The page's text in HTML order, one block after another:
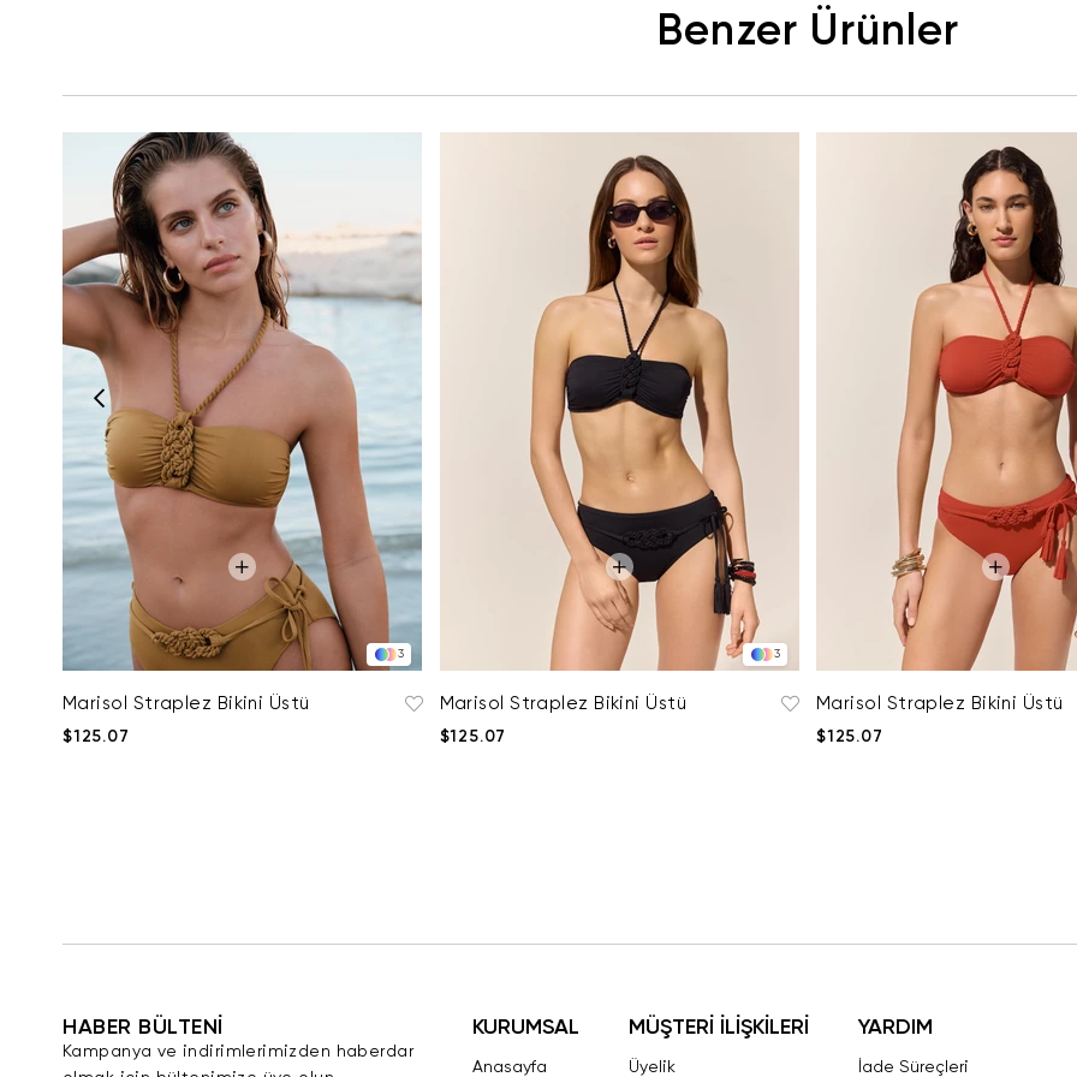
Benzer Ürünler
3
Marisol Straplez Bikini Üstü
$125.07
3
Marisol Straplez Bikini Üstü
$125.07
Marisol Straplez Bikini Üstü
$125.07
HABER BÜLTENİ
Kampanya ve indirimlerimizden haberdar
KURUMSAL
Anasayfa
MÜŞTERİ İLİŞKİLERİ
Üyelik
YARDIM
İade Süreçleri